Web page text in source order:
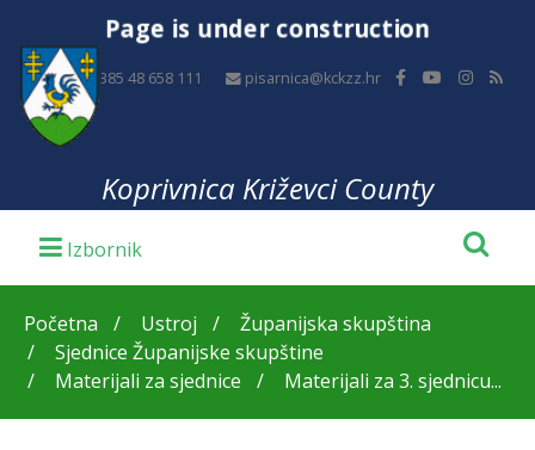
Page is under construction
+385 48 658 111 pisarnica@kckzz.hr
Koprivnica Križevci County
Početna Ustroj
Županijska skupština
Sjednice Županijske skupštine
Materijali za sjednice
Materijali za 3. sjednicu...